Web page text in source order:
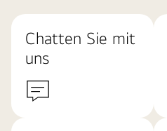
Chatten Sie mit
uns